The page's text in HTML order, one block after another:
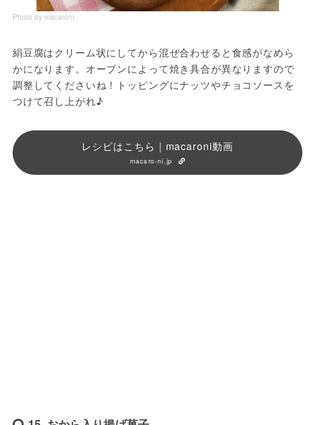
Photo by macaroni
絹豆腐はクリーム状にしてから混ぜ合わせると食感がなめら
かになります。オーブンによって焼き具合が異なりますので
調整してくださいね！トッピングにナッツやチョコソースを
つけて召し上がれ♪
レシピはこちら｜macaroni動画
macaro-ni.jp